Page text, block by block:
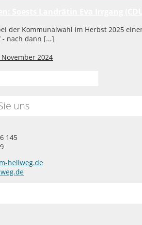
der Kommunalwahl im Herbst 2025
- nach dann [...]
November 2024
uns
145
hellweg.de